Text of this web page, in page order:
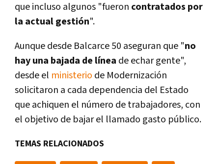
que incluso algunos "fueron contratados por
la actual gestión".
Aunque desde Balcarce 50 aseguran que "no
hay una bajada de lí­nea de echar gente",
desde el ministerio de Modernización
solicitaron a cada dependencia del Estado
que achiquen el número de trabajadores, con
el objetivo de bajar el llamado gasto público.
TEMAS RELACIONADOS